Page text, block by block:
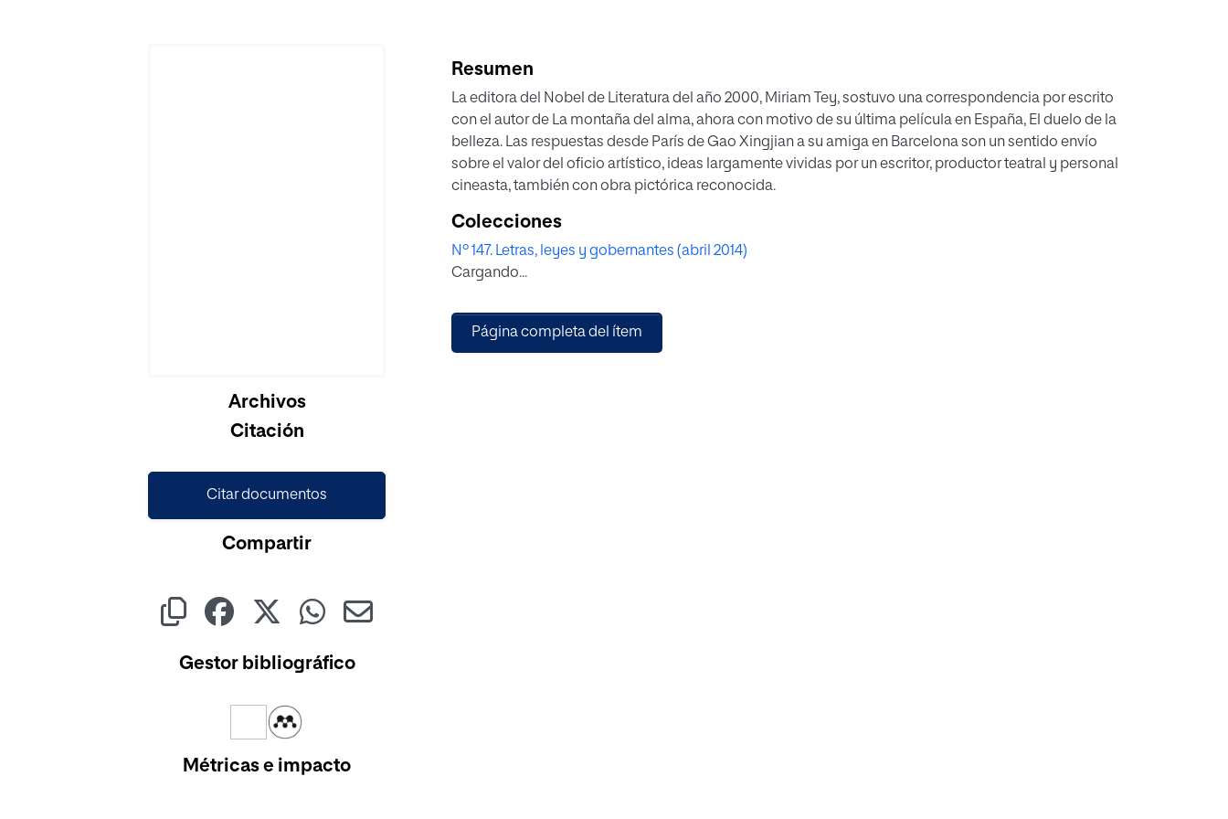
Archivos
Citación
Citar documentos
Compartir
Gestor bibliográfico
Métricas e impacto
Resumen
La editora del Nobel de Literatura del año 2000, Miriam Tey, sostuvo una correspondencia por escrito
con el autor de La montaña del alma, ahora con motivo de su última película en España, El duelo de la
belleza. Las respuestas desde París de Gao Xingjian a su amiga en Barcelona son un sentido envío
sobre el valor del oficio artístico, ideas largamente vividas por un escritor, productor teatral y personal
cineasta, también con obra pictórica reconocida.
Colecciones
Nº 147. Letras, leyes y gobernantes (abril 2014)
Cargando...
Página completa del ítem